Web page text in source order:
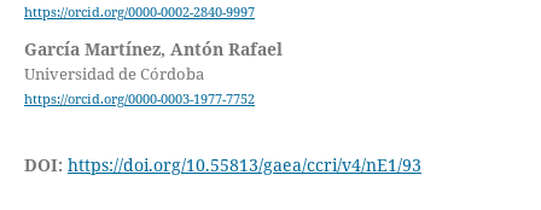
https://orcid.org/0000-0002-2840-9997
García Martínez, Antón Rafael
Universidad de Córdoba
https://orcid.org/0000-0003-1977-7752
DOI: https://doi.org/10.55813/gaea/ccri/v4/nE1/93